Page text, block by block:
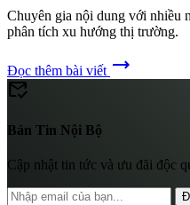
Chuyên gia nội dung với nhiều
phân tích xu hướng thị trường.
Đọc thêm bài viết trending_flat
mark_email_read
Bản Tin Nội Bộ
Cập nhật tin tức và ưu đãi độc